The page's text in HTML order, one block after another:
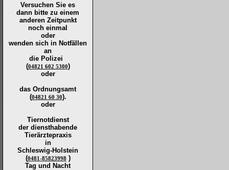
Versuchen Sie es
dann bitte zu einem
anderen Zeitpunkt
noch einmal
oder
wenden sich in Notfällen
an
die Polizei
(04821 602 5300)
oder
das Ordnungsamt
(04821 60 30).
oder
Tiernotdienst
der diensthabende
Tierärztepraxis
in
Schleswig-Holstein
(0481-85823998 )
Tag und Nacht